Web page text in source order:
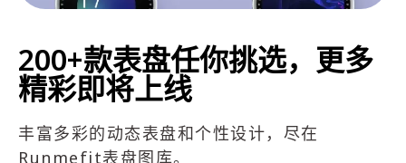
200+款表盘任你挑选，更多
精彩即将上线
丰富多彩的动态表盘和个性设计，尽在
Runmefit表盘图库。